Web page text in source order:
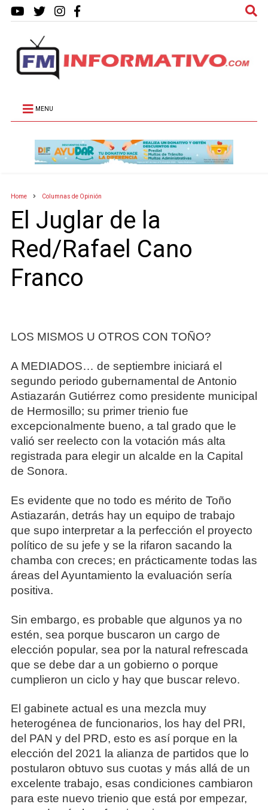
MENU
Home Columnas de Opinión
El Juglar de la
Red/Rafael Cano
Franco
LOS MISMOS U OTROS CON TOÑO?
A MEDIADOS… de septiembre iniciará el
segundo periodo gubernamental de Antonio
Astiazarán Gutiérrez como presidente municipal
de Hermosillo; su primer trienio fue
excepcionalmente bueno, a tal grado que le
valió ser reelecto con la votación más alta
registrada para elegir un alcalde en la Capital
de Sonora.
Es evidente que no todo es mérito de Toño
Astiazarán, detrás hay un equipo de trabajo
que supo interpretar a la perfección el proyecto
político de su jefe y se la rifaron sacando la
chamba con creces; en prácticamente todas las
áreas del Ayuntamiento la evaluación sería
positiva.
Sin embargo, es probable que algunos ya no
estén, sea porque buscaron un cargo de
elección popular, sea por la natural refrescada
que se debe dar a un gobierno o porque
cumplieron un ciclo y hay que buscar relevo.
El gabinete actual es una mezcla muy
heterogénea de funcionarios, los hay del PRI,
del PAN y del PRD, esto es así porque en la
elección del 2021 la alianza de partidos que lo
postularon obtuvo sus cuotas y más allá de un
excelente trabajo, esas condiciones cambiaron
para este nuevo trienio que está por empezar,